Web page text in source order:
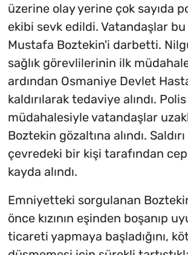
üzerine olay yerine çok sayıda
ekibi sevk edildi. Vatandaşlar bu
Mustafa Boztekin'i darbetti.
sağlık görevlilerinin ilk
ardından Osmaniye Devlet
kaldırılarak tedaviye alındı.
müdahalesiyle vatandaşlar
Boztekin gözaltına alındı. Saldırı
çevredeki bir kişi tarafından
kayda alındı.
Emniyetteki sorgulanan
önce kızının eşinden boşanıp
ticareti yapmaya başladığını,